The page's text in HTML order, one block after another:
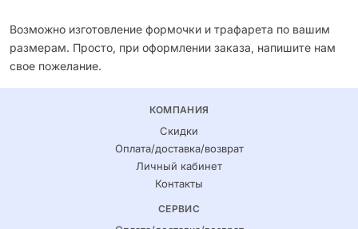
Возможно изготовление формочки и трафарета по вашим
размерам. Просто, при оформлении заказа, напишите нам
свое пожелание.
КОМПАНИЯ
Скидки
Оплата/доставка/возврат
Личный кабинет
Контакты
СЕРВИС